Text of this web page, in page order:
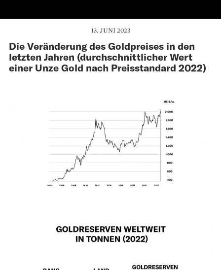
13. JUNI 2023
Die Veränderung des Goldpreises in den
letzten Jahren (durchschnittlicher Wert
einer Unze Gold nach Preisstandard 2022)